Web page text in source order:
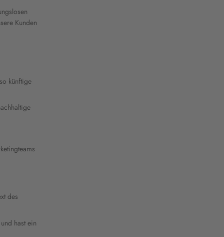
Kunden
künftige
des
hast ein